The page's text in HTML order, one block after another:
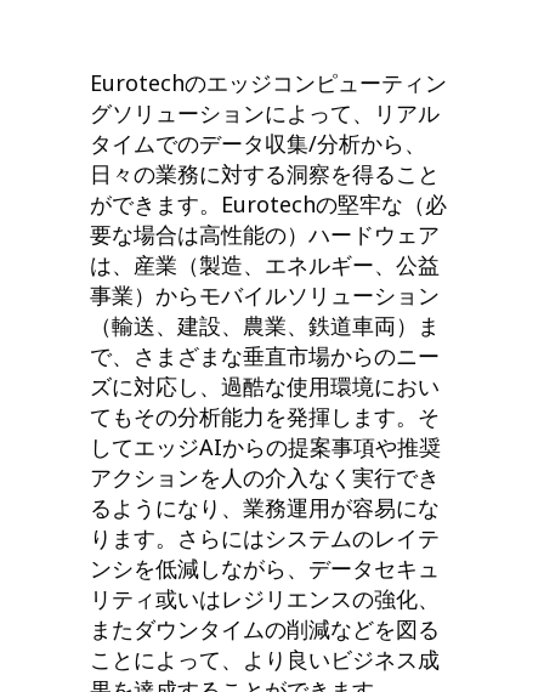
Eurotechのエッジコンピューティン
グソリューションによって、リアル
タイムでのデータ収集/分析から、
日々の業務に対する洞察を得ること
ができます。Eurotechの堅牢な（必
要な場合は高性能の）ハードウェア
は、産業（製造、エネルギー、公益
事業）からモバイルソリューション
（輸送、建設、農業、鉄道車両）ま
で、さまざまな垂直市場からのニー
ズに対応し、過酷な使用環境におい
てもその分析能力を発揮します。そ
してエッジAIからの提案事項や推奨
アクションを人の介入なく実行でき
るようになり、業務運用が容易にな
ります。さらにはシステムのレイテ
ンシを低減しながら、データセキュ
リティ或いはレジリエンスの強化、
またダウンタイムの削減などを図る
ことによって、より良いビジネス成